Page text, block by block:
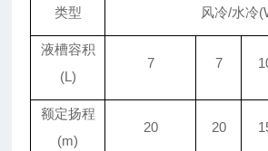
类型 风冷/水冷
液槽容积
(L)
7 7
额定扬程
(m)
20 20